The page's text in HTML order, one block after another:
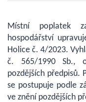
Místní poplatek
hospodářství
Holice č. 4/2023.
č. 565/1990 Sb.,
pozdějších předpisů.
se postupuje podle
ve znění pozdějších